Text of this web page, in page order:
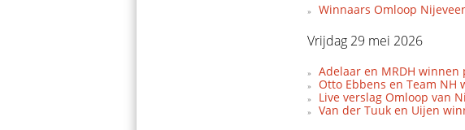
Winnaars Omloop
Vrijdag 29 mei 2026
Adelaar en MRDH
Otto Ebbens en Team
Live verslag Omloop van
Van der Tuuk en Uijen